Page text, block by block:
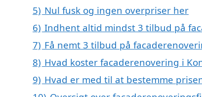
5) Nul fusk og ingen overpriser her
6) Indhent altid mindst 3 tilbud på
7) Få nemt 3 tilbud på
8) Hvad koster facaderenovering i
9) Hvad er med til at bestemme